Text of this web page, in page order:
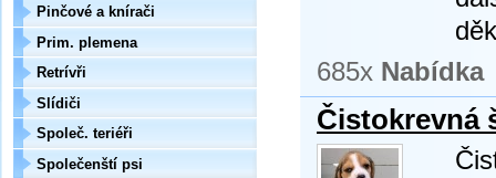
685x Nabídka
Čistokrevná
Pinčové a knírači
Prim. plemena
Retrívři
Slídiči
Společ. teriéři
Společenští psi